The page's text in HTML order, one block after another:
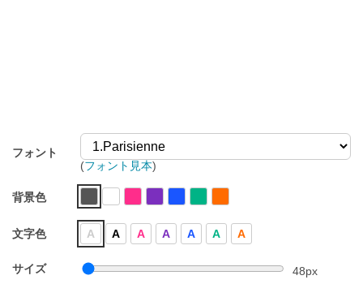
フォント
(フォント見本)
背景色
文字色 A A A A A A A
サイズ 48px